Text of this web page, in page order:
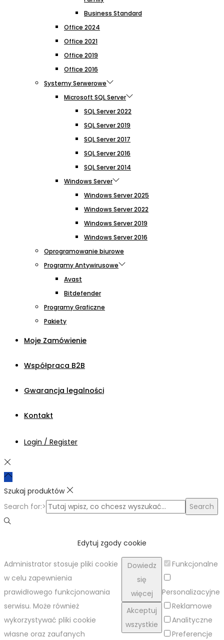
Business Standard
Office 2024
Office 2021
Office 2019
Office 2016
Systemy Serwerowe
Microsoft SQL Server
SQL Server 2022
SQL Server 2019
SQL Server 2017
SQL Server 2016
SQL Server 2014
Windows Server
Windows Server 2025
Windows Server 2022
Windows Server 2019
Windows Server 2016
Oprogramowanie biurowe
Programy Antywirusowe
Avast
Bitdefender
Programy Graficzne
Pakiety
Moje Zamówienie
Współpraca B2B
Gwarancja legalności
Kontakt
Login / Register
Szukaj produktów
Search for:>
Search
Edytuj zgody cookie
Administrator stosuje pliki cookie
w celu zapewnienia
prawidłowego funkcjonowania
serwisu. Może również
wykorzystywać pliki cookie
własne oraz zaufanych
Dowiedz
się
więcej
Akceptuj
wszystkie
Funkcjonalne
Personalizacyjne
Reklamowe
Analityczne
Preferencje